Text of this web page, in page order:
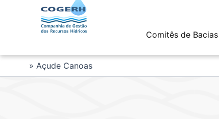
Comitês de Bacias
Açude Canoas